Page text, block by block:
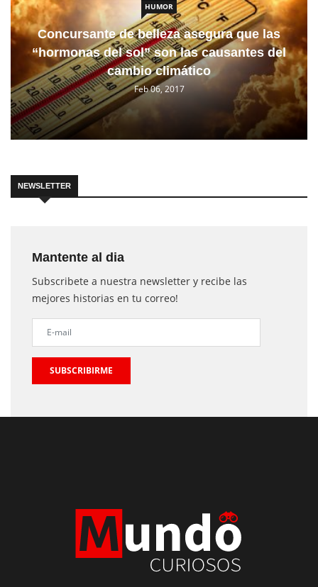
HUMOR
Concursante de belleza asegura que las
“hormonas del sol” son las causantes del
cambio climático
Feb 06, 2017
NEWSLETTER
Mantente al dia
Subscribete a nuestra newsletter y recibe las
mejores historias en tu correo!
SUBSCRIBIRME